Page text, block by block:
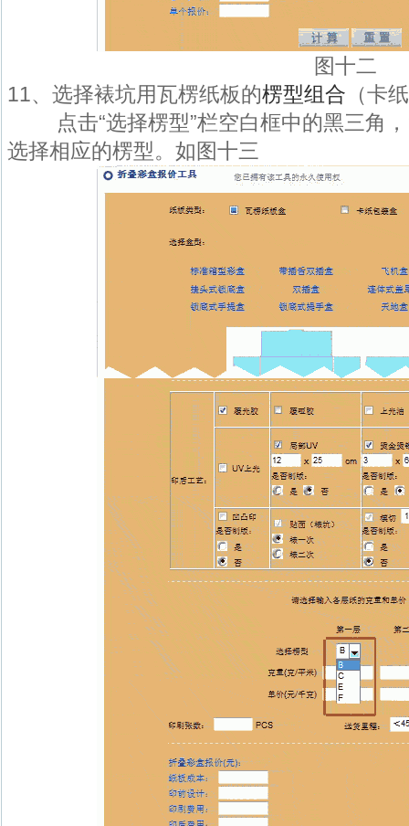
图十二
11、选择裱坑用瓦楞纸板的楞型组合 （卡
点击“选择楞型”栏空白框中的黑三角，
选择相应的楞型。如图十三